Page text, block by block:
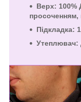
Верх: 100%
просоченням,
Підкладка:
Утеплювач: